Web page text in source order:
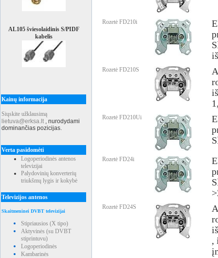
AL105 šviesolaidinis S/PIDF
kabelis
Kainų informacija
Siųskite užklausimą
lietuva@erksa.lt , nurodydami
dominančias pozicijas.
Verta pasidomėti
Logoperiodinės antenos
televizijai
Palydovinių konverterių
triukšmų lygis ir kokybė
Televizijos antenos
Skaitmeninei DVBT televizijai
Stipriausios (X tipo)
Aktyvinės (su DVBT
stiprintuvu)
Logoperiodinės
Kambarinės
Rozetė FD210i
Rozetė FD210S
Rozetė FD210Ui
Rozetė FD24i
Rozetė FD24S
,